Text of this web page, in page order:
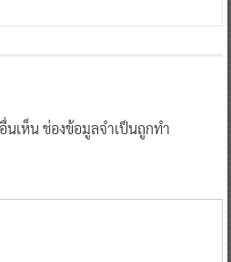
นเห็นช่องข้อมูลจำเป็นถูกทำ